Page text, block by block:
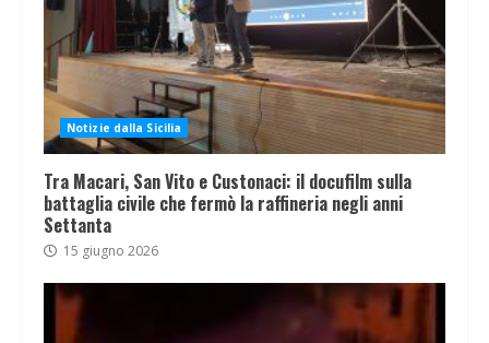
Notizie dalla Sicilia
Tra Macari, San Vito e Custonaci: il docufilm sulla
battaglia civile che fermò la raffineria negli anni
Settanta
15 giugno 2026